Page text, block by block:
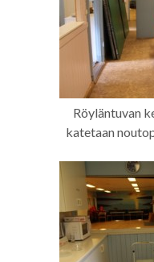
Röyläntuvan
katetaan